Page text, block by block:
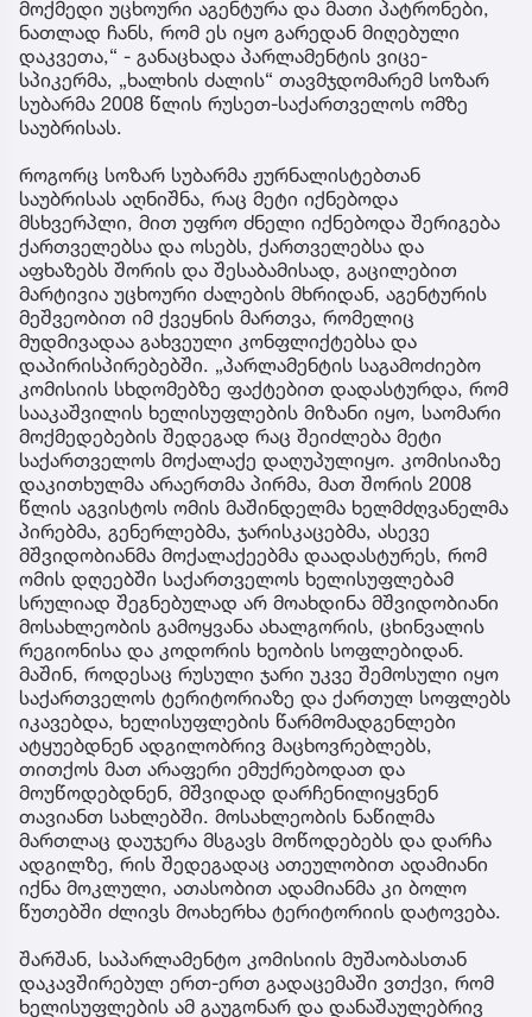
მოქმედი უცხოური აგენტურა და მათი პატრონები,
ნათლად ჩანს, რომ ეს იყო გარედან მიღებული
დაკვეთა,“ - განაცხადა პარლამენტის ვიცე-
სპიკერმა, „ხალხის ძალის“ თავმჯდომარემ სოზარ
სუბარმა 2008 წლის რუსეთ-საქართველოს ომზე
საუბრისას.
როგორც სოზარ სუბარმა ჟურნალისტებთან
საუბრისას აღნიშნა, რაც მეტი იქნებოდა
მსხვერპლი, მით უფრო ძნელი იქნებოდა შერიგება
ქართველებსა და ოსებს, ქართველებსა და
აფხაზებს შორის და შესაბამისად, გაცილებით
მარტივია უცხოური ძალების მხრიდან, აგენტურის
მეშვეობით იმ ქვეყნის მართვა, რომელიც
მუდმივადაა გახვეული კონფლიქტებსა და
დაპირისპირებებში. „პარლამენტის საგამოძიებო
კომისიის სხდომებზე ფაქტებით დადასტურდა, რომ
სააკაშვილის ხელისუფლების მიზანი იყო, საომარი
მოქმედებების შედეგად რაც შეიძლება მეტი
საქართველოს მოქალაქე დაღუპულიყო. კომისიაზე
დაკითხულმა არაერთმა პირმა, მათ შორის 2008
წლის აგვისტოს ომის მაშინდელმა ხელმძღვანელმა
პირებმა, გენერლებმა, ჯარისკაცებმა, ასევე
მშვიდობიანმა მოქალაქეებმა დაადასტურეს, რომ
ომის დღეებში საქართველოს ხელისუფლებამ
სრულიად შეგნებულად არ მოახდინა მშვიდობიანი
მოსახლეობის გამოყვანა ახალგორის, ცხინვალის
რეგიონისა და კოდორის ხეობის სოფლებიდან.
მაშინ, როდესაც რუსული ჯარი უკვე შემოსული იყო
საქართველოს ტერიტორიაზე და ქართულ სოფლებს
იკავებდა, ხელისუფლების წარმომადგენლები
ატყუებდნენ ადგილობრივ მაცხოვრებლებს,
თითქოს მათ არაფერი ემუქრებოდათ და
მოუწოდებდნენ, მშვიდად დარჩენილიყვნენ
თავიანთ სახლებში. მოსახლეობის ნაწილმა
მართლაც დაუჯერა მსგავს მოწოდებებს და დარჩა
ადგილზე, რის შედეგადაც ათეულობით ადამიანი
იქნა მოკლული, ათასობით ადამიანმა კი ბოლო
წუთებში ძლივს მოახერხა ტერიტორიის დატოვება.
შარშან, საპარლამენტო კომისიის მუშაობასთან
დაკავშირებულ ერთ-ერთ გადაცემაში ვთქვი, რომ
ხელისუფლების ამ გაუგონარ და დანაშაულებრივ